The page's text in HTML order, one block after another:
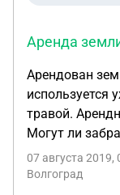
Аренда
Арендован
используется
травой.
Могут ли
07 августа 2019,
Волгоград